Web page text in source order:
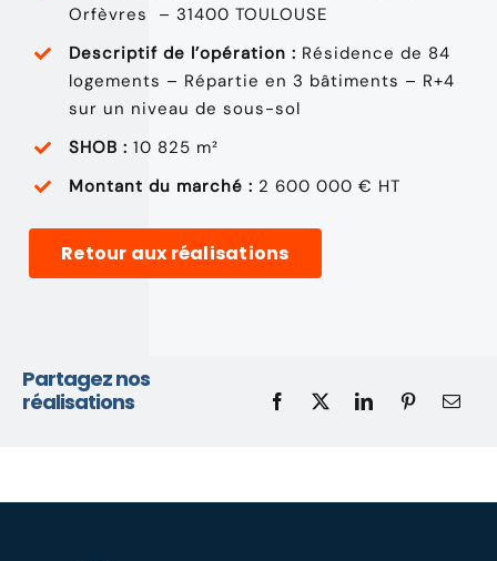
Orfèvres – 31400 TOULOUSE
Descriptif de l’opération : Résidence de 84
logements – Répartie en 3 bâtiments – R+4
sur un niveau de sous-sol
SHOB :10 825 m²
Montant du marché : 2 600 000 € HT
Retour aux réalisations
Partagez nos
réalisations